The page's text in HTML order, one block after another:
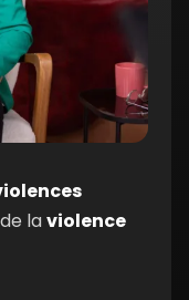
poids du
20:21
blessures
07:31
min
épreuves
rancœur ?
laviolence